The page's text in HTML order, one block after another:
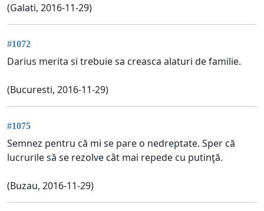
(Galati, 2016-11-29)
#1072
Darius merita si trebuie sa creasca alaturi de familie.
(Bucuresti, 2016-11-29)
#1075
Semnez pentru că mi se pare o nedreptate. Sper că
lucrurile să se rezolve cât mai repede cu putinţă.
(Buzau, 2016-11-29)